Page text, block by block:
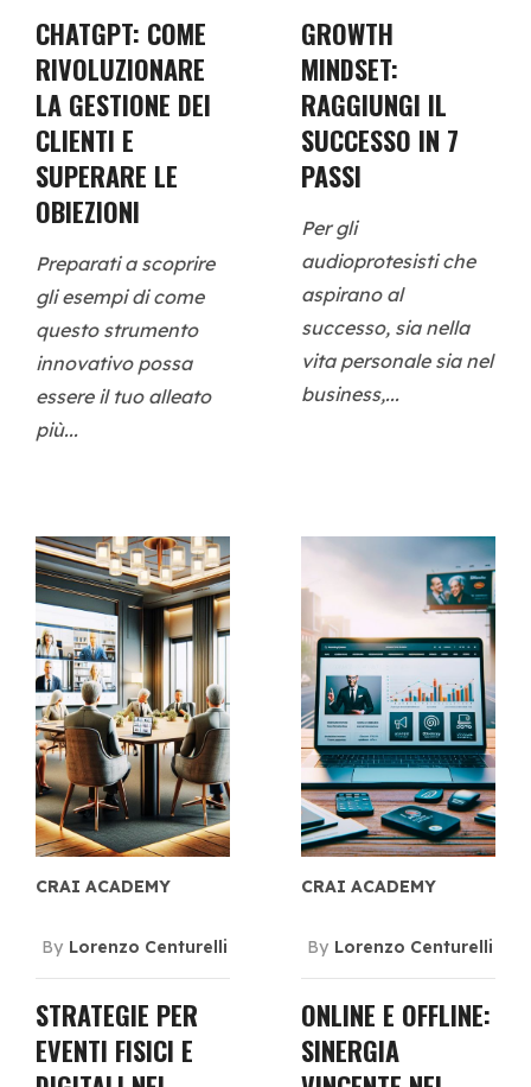
CHATGPT: COME
RIVOLUZIONARE
LA GESTIONE DEI
CLIENTI E
SUPERARE LE
OBIEZIONI
Preparati a scoprire
gli esempi di come
questo strumento
innovativo possa
essere il tuo alleato
più...
GROWTH
MINDSET:
RAGGIUNGI IL
SUCCESSO IN 7
PASSI
Per gli
audioprotesisti che
aspirano al
successo, sia nella
vita personale sia nel
business,...
CRAI ACADEMY
By Lorenzo Centurelli
STRATEGIE PER
EVENTI FISICI E
CRAI ACADEMY
By Lorenzo Centurelli
ONLINE E OFFLINE:
SINERGIA